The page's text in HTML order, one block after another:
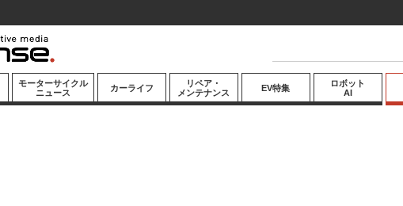
モーターサイクル
ニュース
カーライフ
リペア・
メンテナンス
EV特集
ロボット
AI